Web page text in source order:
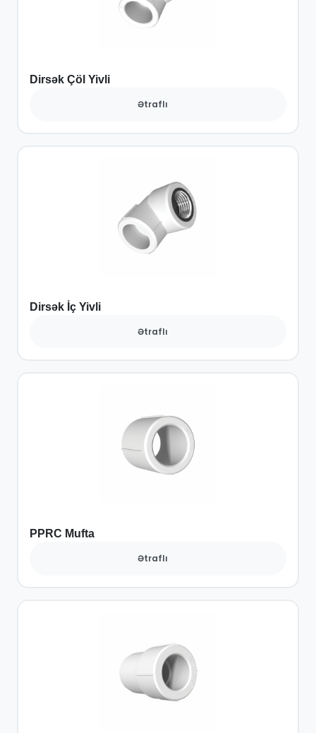
Dirsək Çöl Yivli
Ətraflı
Dirsək İç Yivli
Ətraflı
PPRC Mufta
Ətraflı